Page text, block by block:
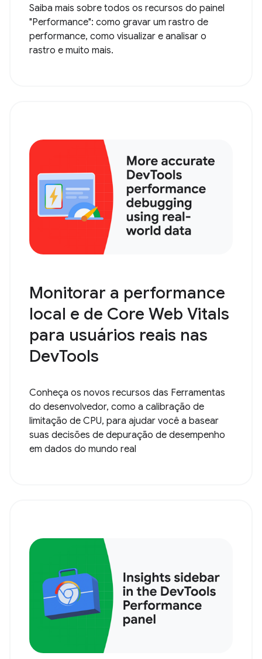
Saiba mais sobre todos os recursos do painel
"Performance": como gravar um rastro de
performance, como visualizar e analisar o
rastro e muito mais.
Monitorar a performance
local e de Core Web Vitals
para usuários reais nas
DevTools
Conheça os novos recursos das Ferramentas
do desenvolvedor, como a calibração de
limitação de CPU, para ajudar você a basear
suas decisões de depuração de desempenho
em dados do mundo real